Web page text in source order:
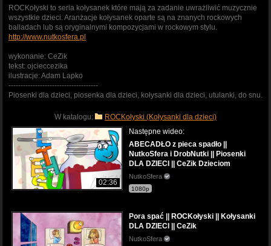
ROCKołyski to seria kołysanek które mają za zadanie uwrażliwić muzycznie
wszystkie dzieci. Aranżacje kołysanek oparte są na znanych rockowych
balladach lub są oryginalnymi kompozycjami w rockowym stylu.
http://www.nutkosfera.pl
wykonanie: CeZik
tekst: ojcieccezika
ilustracje: Adam Lapko
-------------------------------------
Piosenki dla dzieci, piosenka dla dzieci, kołysanki dla dzieci, utulanki, do snu.
W katalogu: ROCKołyski (Kołysanki dla dzieci)
02:36
Następne wideo:
ABECADŁO z pieca spadło ||
NutkoSfera i DrobNutki || Piosenki
DLA DZIECI || CeZik Dzieciom
NutkoSfera
1080p
Pora spać || ROCKołyski || Kołysanki
DLA DZIECI || CeZik
NutkoSfera